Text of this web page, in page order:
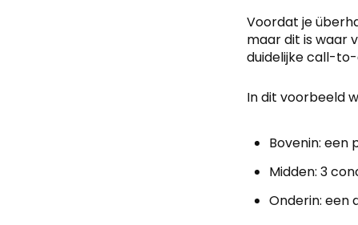
Voordat je
maar dit is waar
duidelijke call-
In dit voorbeeld
Bovenin: een
Midden: 3
Onderin: een